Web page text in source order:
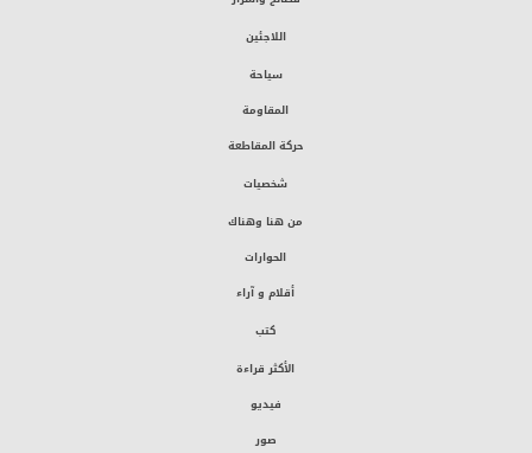
اللاجئين
سياحة
المقاومة
حركة المقاطعة
شخصيات
من هنا وهناك
الحوارات
أقلام و آراء
كتب
الأكثر قراءة
فيديو
صور